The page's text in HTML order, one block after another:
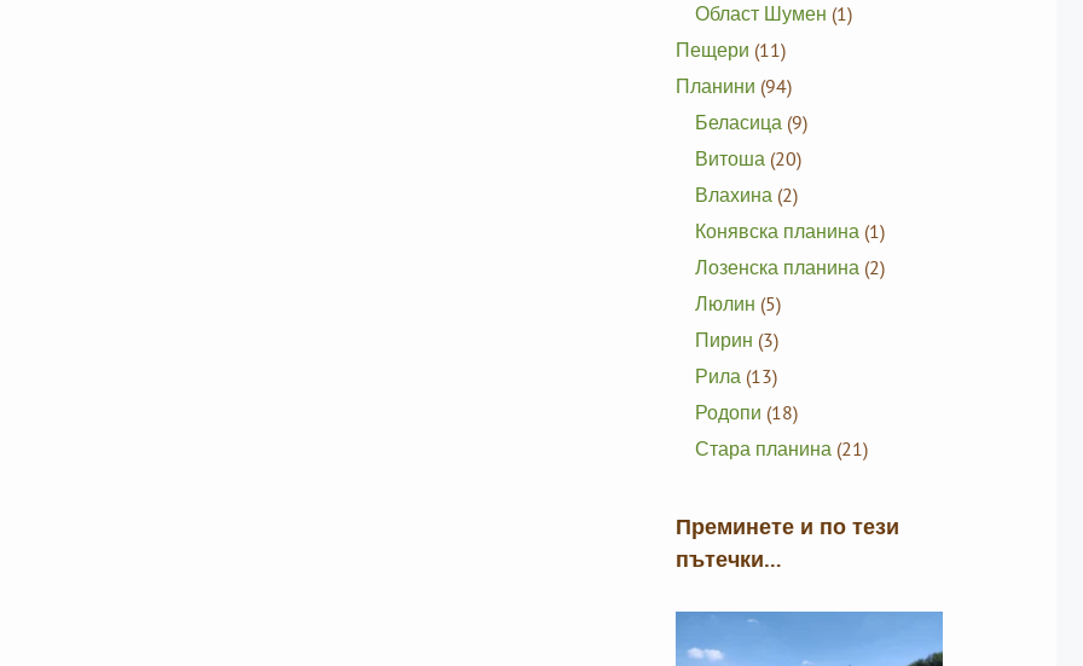
Област Шумен (1)
Пещери (11)
Планини (94)
Беласица (9)
Витоша (20)
Влахина (2)
Конявска планина (1)
Лозенска планина (2)
Люлин (5)
Пирин (3)
Рила (13)
Родопи (18)
Стара планина (21)
Преминете и по тези
пътечки…